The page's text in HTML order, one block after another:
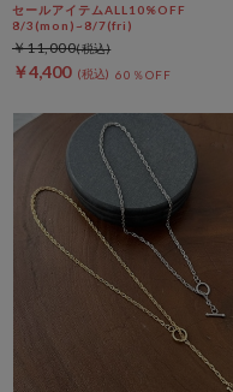
セールアイテムALL10%OFF
8/3(mon)~8/7(fri)
￥4,400 60％OFF
￥11,000